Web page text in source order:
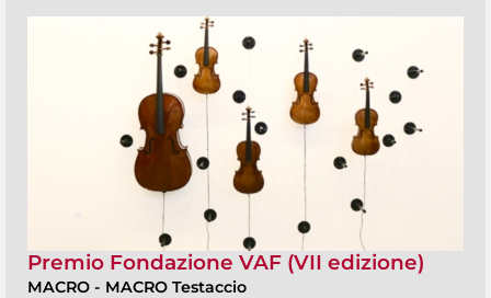
Premio Fondazione VAF (VII edizione)
MACRO - MACRO Testaccio